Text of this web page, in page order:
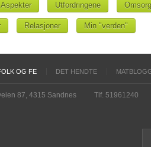
Aspekter Utfordringene
Relasjoner Min "verden"
OG FE DET HENDTE
87, 4315 Sandnes Tlf. 51961240